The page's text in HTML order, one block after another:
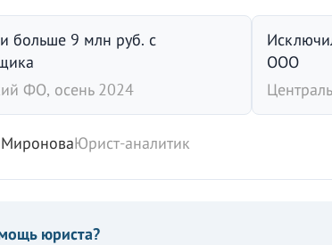
больше 9 млн руб. с
ФО, осень 2024
ООО
Юрист-аналитик
юриста?